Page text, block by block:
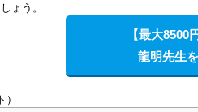
ょう。
【最大8500
龍明先生